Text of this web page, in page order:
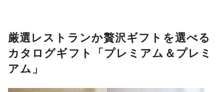
厳選レストランか贅沢ギフトを選べる
カタログギフト「プレミアム＆プレミ
アム」